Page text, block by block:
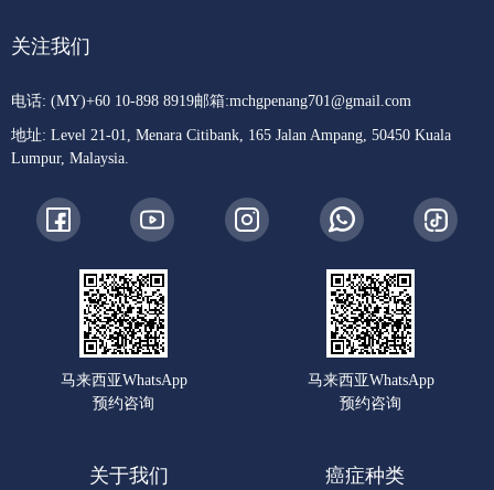
关注我们
电话: (MY)+60 10-898 8919邮箱:mchgpenang701@gmail.com
地址: Level 21-01, Menara Citibank, 165 Jalan Ampang, 50450 Kuala
Lumpur, Malaysia.
马来西亚WhatsApp
预约咨询
马来西亚WhatsApp
预约咨询
关于我们 癌症种类